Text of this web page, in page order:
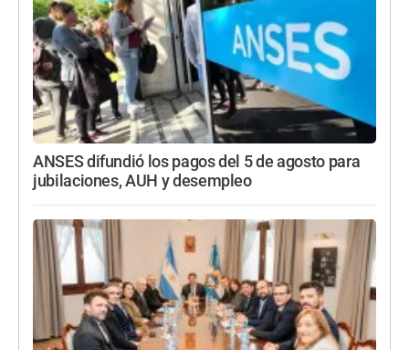
ANSES difundió los pagos del 5 de agosto para
jubilaciones, AUH y desempleo